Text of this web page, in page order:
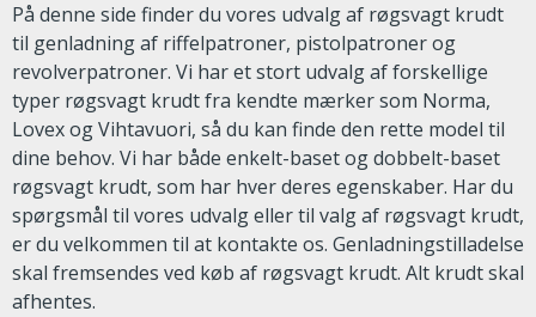
På denne side finder du vores udvalg af røgsvagt krudt
til genladning af riffelpatroner, pistolpatroner og
revolverpatroner. Vi har et stort udvalg af forskellige
typer røgsvagt krudt fra kendte mærker som Norma,
Lovex og Vihtavuori, så du kan finde den rette model til
dine behov. Vi har både enkelt-baset og dobbelt-baset
røgsvagt krudt, som har hver deres egenskaber. Har du
spørgsmål til vores udvalg eller til valg af røgsvagt krudt,
er du velkommen til at kontakte os. Genladningstilladelse
skal fremsendes ved køb af røgsvagt krudt. Alt krudt skal
afhentes.